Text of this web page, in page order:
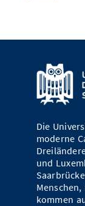
Die
moderne
und
kommen